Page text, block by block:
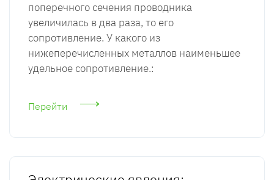
поперечного сечения проводника
увеличилась в два раза, то его
сопротивление. У какого из
нижеперечисленных металлов наименьшее
удельное сопротивление.:
Перейти